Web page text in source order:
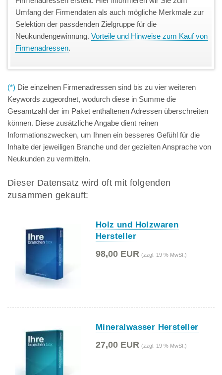
Umfang der Firmendaten als auch mögliche Merkmale zur
Selektion der passdenden Zielgruppe für die
Neukundengewinnung. Vorteile und Hinweise zum Kauf von
Firmenadressen.
(*) Die einzelnen Firmenadressen sind bis zu vier weiteren
Keywords zugeordnet, wodurch diese in Summe die
Gesamtzahl der im Paket enthaltenen Adressen überschreiten
können. Diese zusätzliche Angabe dient reinen
Informationszwecken, um Ihnen ein besseres Gefühl für die
Inhalte der jeweiligen Branche und der gezielten Ansprache von
Neukunden zu vermitteln.
Dieser Datensatz wird oft mit folgenden
zusammen gekauft:
Holz und Holzwaren
Hersteller
98,00 EUR (zzgl. 19 % MwSt.)
Mineralwasser Hersteller
27,00 EUR (zzgl. 19 % MwSt.)